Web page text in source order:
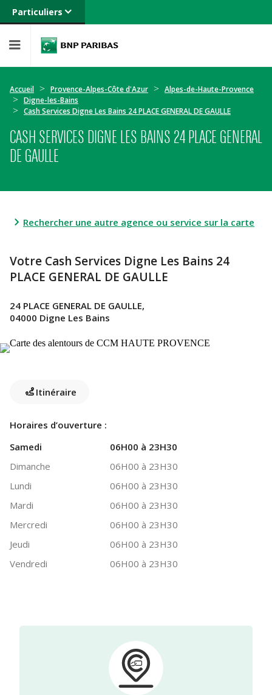
Particuliers
Banque privée
Entreprises
Accueil Provence-Alpes-Côte d'Azur
Alpes-de-Haute-Provence
Digne-les-Bains
Cash Services Digne Les Bains 24 PLACE GENERAL DE GAULLE
CASH SERVICES DIGNE LES BAINS 24 PLACE GENERAL
DE GAULLE
Rechercher une autre agence ou service sur la carte
Votre Cash Services Digne Les Bains 24
PLACE GENERAL DE GAULLE
24 PLACE GENERAL DE GAULLE,
04000 Digne Les Bains
Itinéraire
Horaires d’ouverture :
Samedi
06H00 à 23H30
Dimanche
06H00 à 23H30
Lundi
06H00 à 23H30
Mardi
06H00 à 23H30
Mercredi
06H00 à 23H30
Jeudi
06H00 à 23H30
Vendredi
06H00 à 23H30